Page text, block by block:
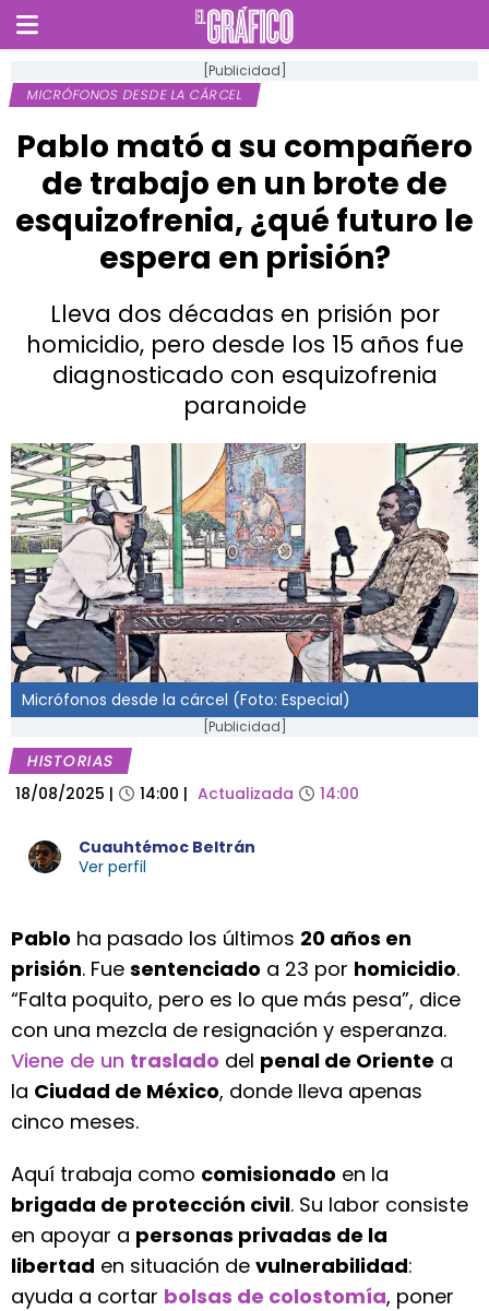
[Publicidad]
MICRÓFONOS DESDE LA CÁRCEL
Pablo mató a su compañero
de trabajo en un brote de
esquizofrenia, ¿qué futuro le
espera en prisión?
Lleva dos décadas en prisión por
homicidio, pero desde los 15 años fue
diagnosticado con esquizofrenia
paranoide
Micrófonos desde la cárcel (Foto: Especial)
[Publicidad]
HISTORIAS
18/08/2025 | 14:00 | Actualizada 14:00
Cuauhtémoc Beltrán
Ver perfil
Pablo ha pasado los últimos 20 años en
prisión. Fue sentenciado a 23 por homicidio.
“Falta poquito, pero es lo que más pesa”, dice
con una mezcla de resignación y esperanza.
Viene de un traslado del penal de Oriente a
la Ciudad de México, donde lleva apenas
cinco meses.
Aquí trabaja como comisionado en la
brigada de protección civil. Su labor consiste
en apoyar a personas privadas de la
libertad en situación de vulnerabilidad:
ayuda a cortar bolsas de colostomía, poner